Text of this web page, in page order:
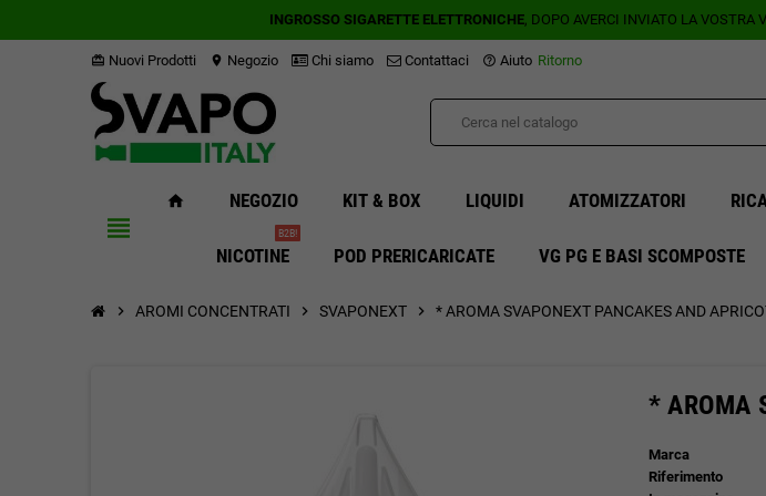
INGROSSO SIGARETTE ELETTRONICHE, DOPO AVERCI INVIATO LA VOSTRA
card_giftcard Nuovi Prodotti location_on Negozio Chi siamo Contattaci help_outline Aiuto Ritorno
view_headline
home NEGOZIO KIT & BOX LIQUIDI ATOMIZZATORI
NICOTINE
B2B!
POD PRERICARICATE VG PG E BASI SCOMPOSTE
chevron_right AROMI CONCENTRATI chevron_right SVAPONEXT chevron_right * AROMA SVAPONEXT PANCAKES AND
* AROMA
Marca
Riferimento